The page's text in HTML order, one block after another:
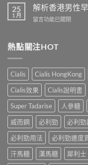
–
專
陽
產
購
物
平
台〉
中
防
早
洩
面
中
港
男
性
早
小
妙
招〉
中
25
1 月
解析香港男性
在
香
港
性
早
洩
的
常
見
因
及
應
之
留言功能已關閉
熱點關注HOT
Cialis Cialis HongKong
Cialis效果
Cialis說明書
Super Tadarise
人參糖
威而鋼
必利勁 必利勁
必利勁用法
必利勁邊度
汗馬糖
漢馬糖 犀利士